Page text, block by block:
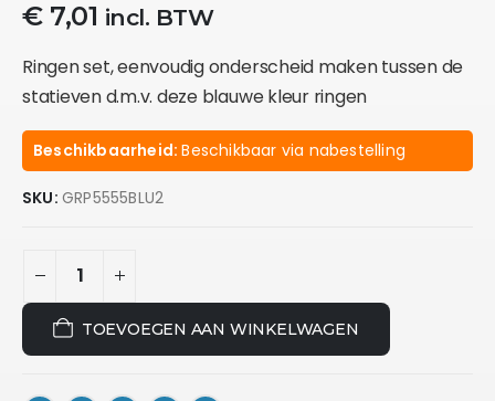
€7,01 incl. BTW
Ringen set, eenvoudig onderscheid maken tussen de
statieven d.m.v. deze blauwe kleur ringen
Beschikbaarheid:Beschikbaar via nabestelling
SKU: GRP5555BLU2
TOEVOEGEN AAN WINKELWAGEN